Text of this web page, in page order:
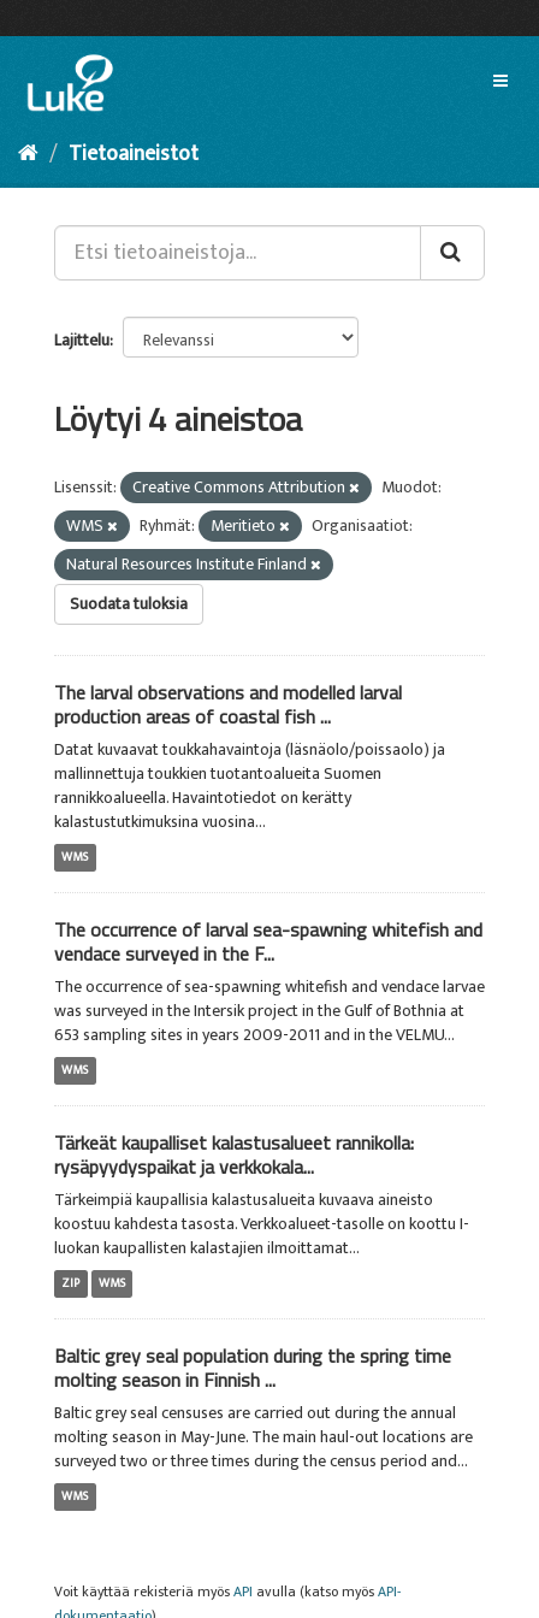
sisältöön
Tietoaineistot
Lajittelu
Löytyi 4 aineistoa
Lisenssit: Creative Commons Attribution
Muodot:
WMS
Ryhmät: Meritieto
Organisaatiot:
Natural Resources Institute Finland
Suodata tuloksia
The larval observations and modelled larval
production areas of coastal fish ...
Datat kuvaavat toukkahavaintoja (läsnäolo/poissaolo) ja
mallinnettuja toukkien tuotantoalueita Suomen
rannikkoalueella. Havaintotiedot on kerätty
kalastustutkimuksina vuosina...
WMS
The occurrence of larval sea-spawning whitefish and
vendace surveyed in the F...
The occurrence of sea-spawning whitefish and vendace larvae
was surveyed in the Intersik project in the Gulf of Bothnia at
653 sampling sites in years 2009-2011 and in the VELMU...
WMS
Tärkeät kaupalliset kalastusalueet rannikolla:
rysäpyydyspaikat ja verkkokala...
Tärkeimpiä kaupallisia kalastusalueita kuvaava aineisto
koostuu kahdesta tasosta. Verkkoalueet-tasolle on koottu I-
luokan kaupallisten kalastajien ilmoittamat...
ZIP WMS
Baltic grey seal population during the spring time
molting season in Finnish ...
Baltic grey seal censuses are carried out during the annual
molting season in May-June. The main haul-out locations are
surveyed two or three times during the census period and...
WMS
Voit käyttää rekisteriä myösAPI avulla (katso myösAPI-